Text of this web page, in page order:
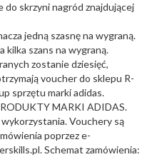
skrzyni nagród znajdującej
jedną szasnę na wygraną.
kilka szans na wygraną.
zostanie dziesięć,
voucher do sklepu R-
sprzętu marki adidas.
MARKI ADIDAS.
Vouchery są
poprzez e-
Schemat zamówienia: